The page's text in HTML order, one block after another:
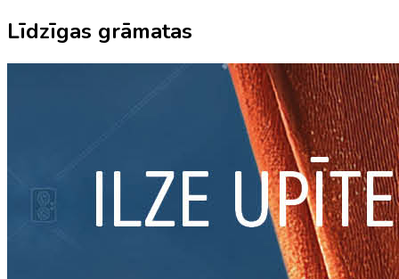
Līdzīgas grāmatas